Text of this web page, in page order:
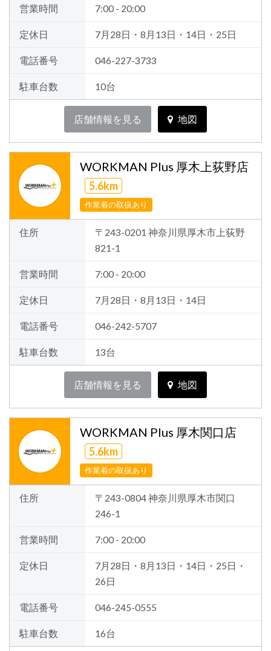
営業時間 7:00 - 20:00
定休日 7月28日・8月13日・14日・25日
電話番号 046-227-3733
駐車台数 10台
店舗情報を見る 地図
WORKMAN Plus 厚木上荻野店
5.6km
作業着の取扱あり
住所
〒243-0201 神奈川県厚木市上荻野
821-1
営業時間 7:00 - 20:00
定休日 7月28日・8月13日・14日
電話番号 046-242-5707
駐車台数 13台
店舗情報を見る 地図
WORKMAN Plus 厚木関口店
5.6km
作業着の取扱あり
住所
〒243-0804 神奈川県厚木市関口
246-1
営業時間 7:00 - 20:00
定休日
7月28日・8月13日・14日・25日・
26日
電話番号 046-245-0555
駐車台数 16台